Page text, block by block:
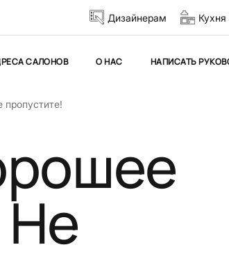
Дизайнерам Кухня
САЛОНОВ О НАС НАПИСАТЬ